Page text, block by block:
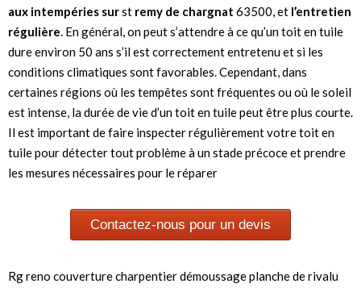
aux intempéries surst remy de chargnat 63500, et l’entretien
régulière. En général, on peut s’attendre à ce qu’un toit en tuile
dure environ 50 ans s’il est correctement entretenu et si les
conditions climatiques sont favorables. Cependant, dans
certaines régions où les tempêtes sont fréquentes ou où le soleil
est intense, la durée de vie d’un toit en tuile peut être plus courte.
Il est important de faire inspecter régulièrement votre toit en
tuile pour détecter tout problème à un stade précoce et prendre
les mesures nécessaires pour le réparer
Contactez-nous pour un devis
Rg reno couverture charpentier démoussage planche de rivalu